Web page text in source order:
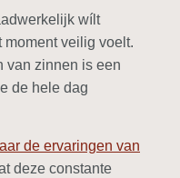
wílt
moment veilig voelt.
van zinnen is een
de hele dag
de ervaringen van
deze constante